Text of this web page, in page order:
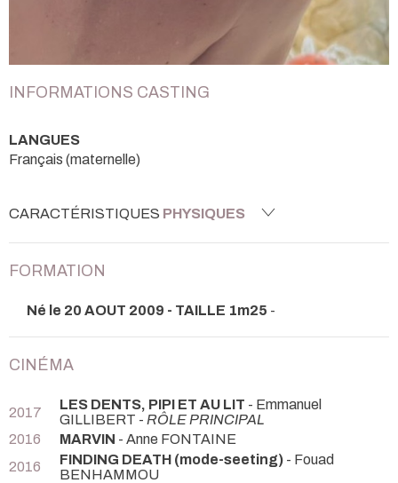
INFORMATIONS CASTING
LANGUES
Français (maternelle)
CARACTÉRISTIQUES PHYSIQUES
FORMATION
Né le 20 AOUT 2009 - TAILLE 1m25 -
CINÉMA
2017 LES DENTS, PIPI ET AU LIT - Emmanuel
GILLIBERT - RÔLE PRINCIPAL
2016
MARVIN - Anne FONTAINE
2016
FINDING DEATH (mode-seeting) - Fouad
BENHAMMOU